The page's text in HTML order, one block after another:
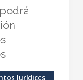
Jurídicos